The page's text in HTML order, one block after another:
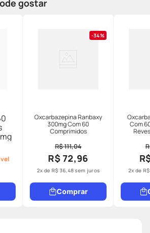
gostar
34%
Oxcarbazepina Ranbaxy
300mg Com 60
Comprimidos
R$ 111,04
R$ 72,96
2x de R$ 36,48sem juros
Comprar
Com
2x de R$